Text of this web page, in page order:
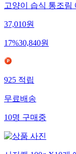
고양이 습식 통조림
37,010원
17%30,840원
925적립
무료배송
10명구매중